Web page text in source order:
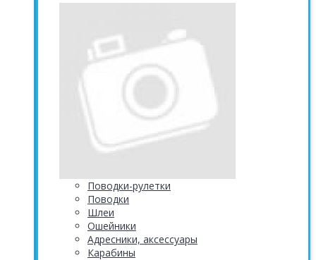
Поводки-рулетки
Поводки
Шлеи
Ошейники
Адресники, аксессуары
Карабины